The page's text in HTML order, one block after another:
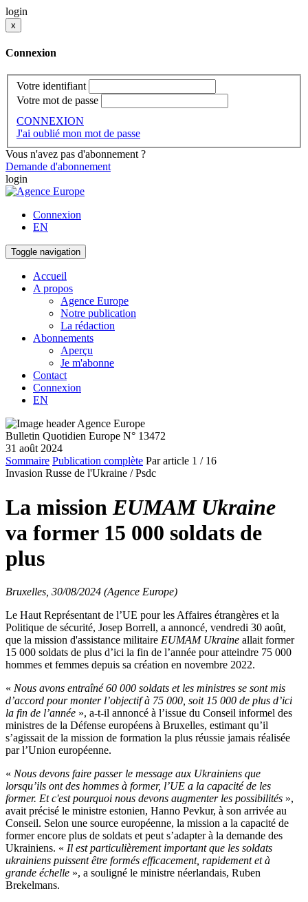
login
x
Connexion
Votre identifiant
Votre mot de passe
CONNEXION
J'ai oublié mon mot de passe
Vous n'avez pas d'abonnement ?
Demande d'abonnement
login
Connexion
EN
Toggle navigation
Accueil
A propos
Agence Europe
Notre publication
La rédaction
Abonnements
Aperçu
Je m'abonne
Contact
Connexion
EN
Bulletin Quotidien Europe N° 13472
31 août 2024
Sommaire Publication complète Par article 1 / 16
Invasion Russe de l'Ukraine / Psdc
La mission EUMAM Ukraine
va former 15 000 soldats de
plus
Bruxelles, 30/08/2024 (Agence Europe)
Le Haut Représentant de l’UE pour les Affaires étrangères et la
Politique de sécurité, Josep Borrell, a annoncé, vendredi 30 août,
que la mission d'assistance militaire EUMAM Ukraine allait former
15 000 soldats de plus d’ici la fin de l’année pour atteindre 75 000
hommes et femmes depuis sa création en novembre 2022.
« Nous avons entraîné 60 000 soldats et les ministres se sont mis
d’accord pour monter l’objectif à 75 000, soit 15 000 de plus d’ici
la fin de l’année », a-t-il annoncé à l’issue du Conseil informel des
ministres de la Défense européens à Bruxelles, estimant qu’il
s’agissait de la mission de formation la plus réussie jamais réalisée
par l’Union européenne.
« Nous devons faire passer le message aux Ukrainiens que
lorsqu’ils ont des hommes à former, l’UE a la capacité de les
former. Et c'est pourquoi nous devons augmenter les possibilités »,
avait précisé le ministre estonien, Hanno Pevkur, à son arrivée au
Conseil. Selon une source européenne, la mission a la capacité de
former encore plus de soldats et peut s’adapter à la demande des
Ukrainiens. « Il est particulièrement important que les soldats
ukrainiens puissent être formés efficacement, rapidement et à
grande échelle », a souligné le ministre néerlandais, Ruben
Brekelmans.